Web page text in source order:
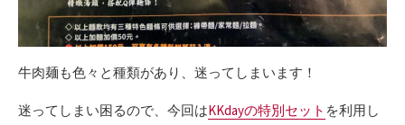
牛肉麺も色々と種類があり、迷ってしまいます！
迷ってしまい困るので、今回はKKdayの特別セット を利用し